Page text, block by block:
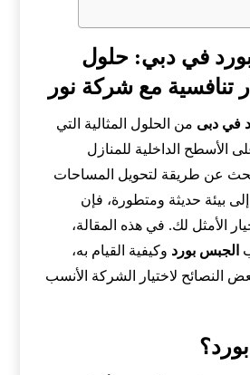
في دبي: حلول
تنافسية مع شركة نور
في دبى من الحلول المثالية التي
الأسطح الداخلية للمنازل
عن طريقة لتحويل المساحات
بيئة حديثة ومتطورة، فإن
الأمثل لك. في هذه المقالة،
الجبس بورد وكيفية القيام به،
النصائح لاختيار الشركة الأنسب